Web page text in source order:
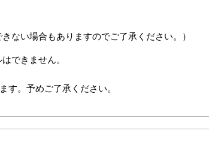
ない場合もありますのでご了承ください。）
できません。
。予めご了承ください。